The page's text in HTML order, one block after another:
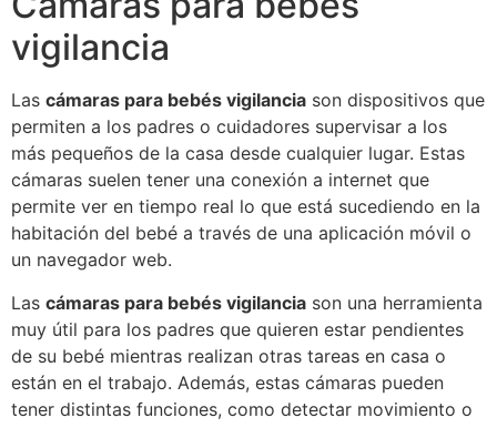
vigilancia
Las cámaras para bebés vigilancia son dispositivos que
permiten a los padres o cuidadores supervisar a los
más pequeños de la casa desde cualquier lugar. Estas
cámaras suelen tener una conexión a internet que
permite ver en tiempo real lo que está sucediendo en la
habitación del bebé a través de una aplicación móvil o
un navegador web.
Las cámaras para bebés vigilancia son una herramienta
muy útil para los padres que quieren estar pendientes
de su bebé mientras realizan otras tareas en casa o
están en el trabajo. Además, estas cámaras pueden
tener distintas funciones, como detectar movimiento o